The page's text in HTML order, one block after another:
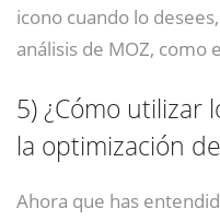
icono cuando lo
análisis de MOZ, como
5)¿Cómo utilizar
la optimización
Ahora que has